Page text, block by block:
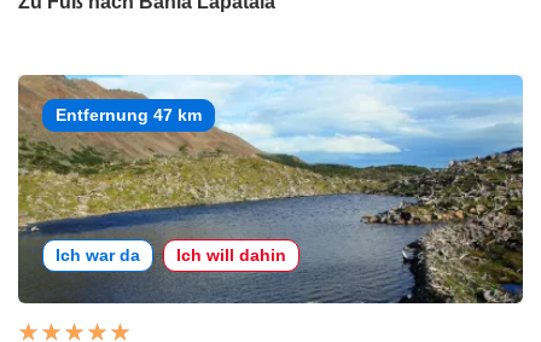
Entfernung 47 km
Ich war da Ich will dahin